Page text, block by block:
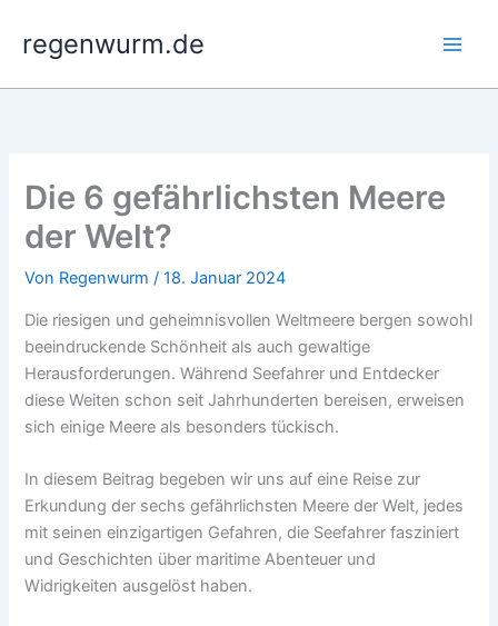
Inhalt
springen
regenwurm.de
Die 6 gefährlichsten Meere
der Welt?
Von Regenwurm/18. Januar 2024
Die riesigen und geheimnisvollen Weltmeere bergen sowohl
beeindruckende Schönheit als auch gewaltige
Herausforderungen. Während Seefahrer und Entdecker
diese Weiten schon seit Jahrhunderten bereisen, erweisen
sich einige Meere als besonders tückisch.
In diesem Beitrag begeben wir uns auf eine Reise zur
Erkundung der sechs gefährlichsten Meere der Welt, jedes
mit seinen einzigartigen Gefahren, die Seefahrer fasziniert
und Geschichten über maritime Abenteuer und
Widrigkeiten ausgelöst haben.